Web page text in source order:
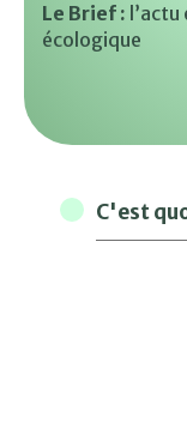
Le Brief :
écologique
C'est